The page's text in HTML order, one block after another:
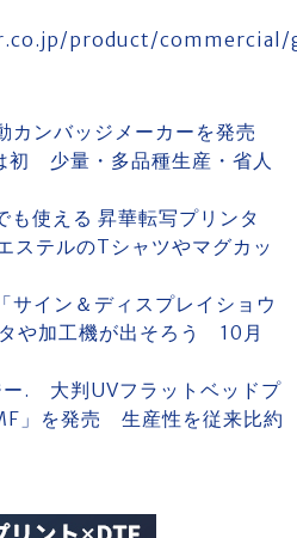
product/commercial/
カンバッジメーカーを発売
初 少量・多品種生産・省人
使える 昇華転写プリンタ
ステルのTシャツやマグカッ
サイン＆ディスプレイショウ
や加工機が出そろう 10月
ー. 大判UVフラットベッドプ
」を発売 生産性を従来比約